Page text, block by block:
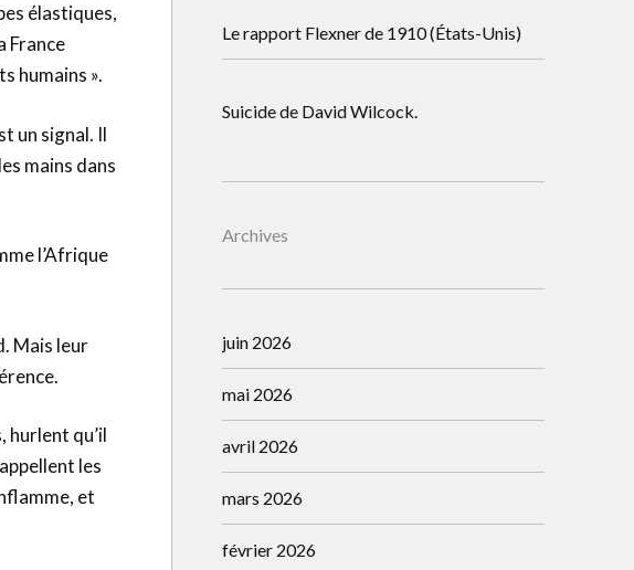
élastiques,
France
humains ».
un signal. Il
mains dans
l’Afrique
Mais leur
hurlent qu’il
les
et
Le rapport Flexner de 1910 (États-Unis)
Suicide de David Wilcock.
Archives
juin 2026
mai 2026
avril 2026
mars 2026
février 2026